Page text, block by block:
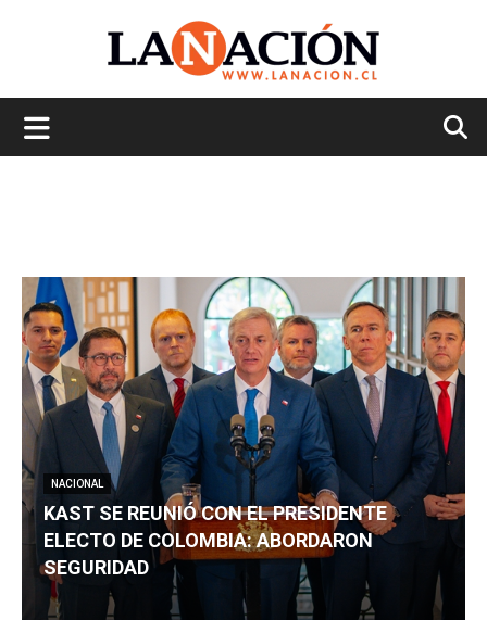
NACIONAL
KAST SE REUNIÓ CON EL PRESIDENTE
ELECTO DE COLOMBIA: ABORDARON
SEGURIDAD